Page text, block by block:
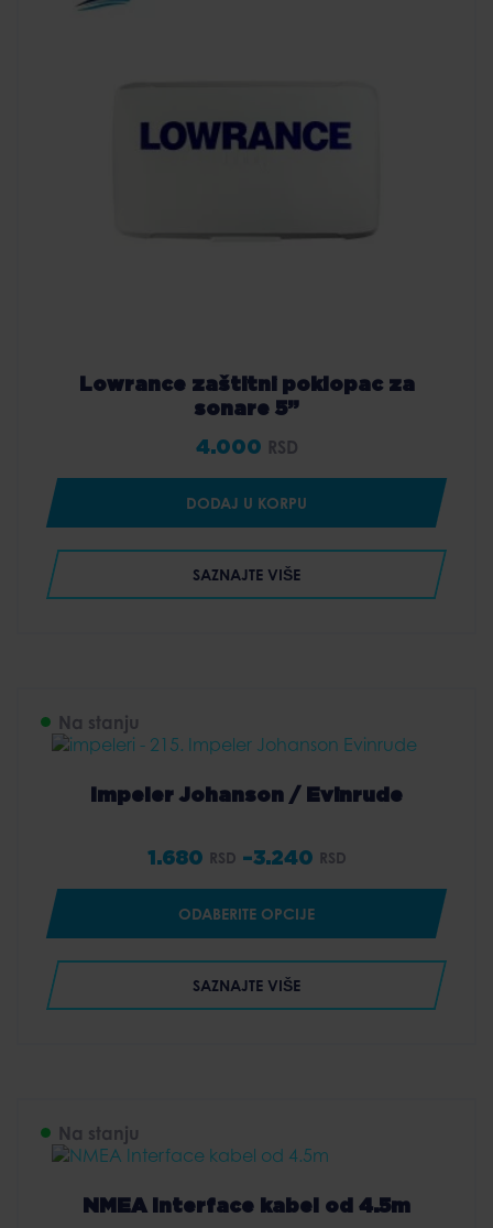
Lowrance zaštitni poklopac za
sonare 5”
4.000 RSD
DODAJ U KORPU
SAZNAJTE VIŠE
Na stanju
Impeler Johanson / Evinrude
1.680 RSD –3.240 RSD
Price
range:
1.680 RSD
through
3.240 RSD
ODABERITE OPCIJE
SAZNAJTE VIŠE
Na stanju
NMEA Interface kabel od 4.5m